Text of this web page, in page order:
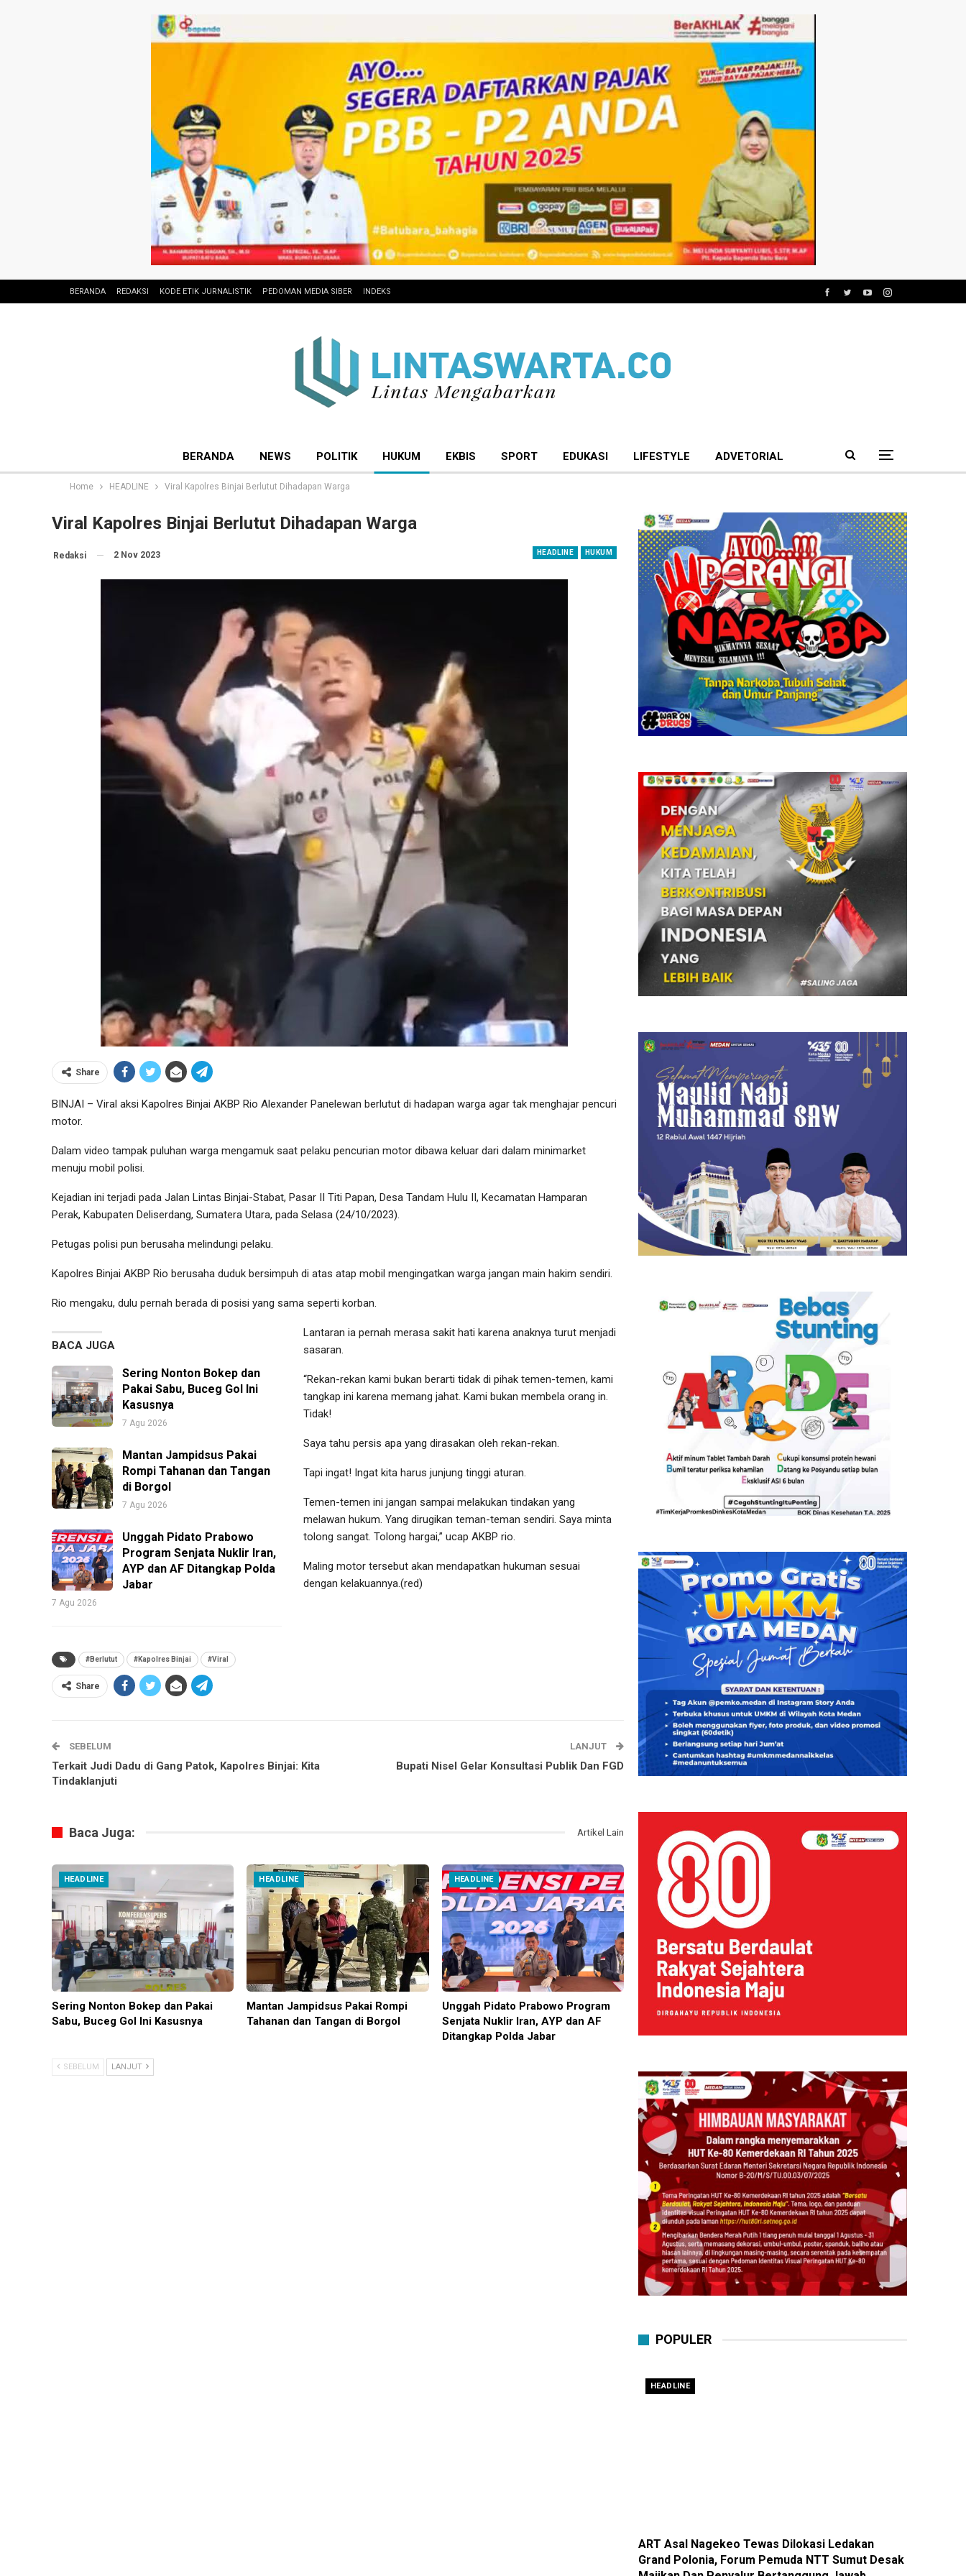
BERANDA REDAKSI KODE ETIK JURNALISTIK PEDOMAN MEDIA SIBER INDEKS
BERANDA NEWS POLITIK HUKUM EKBIS SPORT EDUKASI LIFESTYLE ADVETORIAL
Home HEADLINE Viral Kapolres Binjai Berlutut Dihadapan Warga
Viral Kapolres Binjai Berlutut Dihadapan Warga
HEADLINE HUKUM
Redaksi 2 Nov 2023
Share
BINJAI – Viral aksi Kapolres Binjai AKBP Rio Alexander Panelewan berlutut di hadapan warga agar tak menghajar pencuri
motor.
Dalam video tampak puluhan warga mengamuk saat pelaku pencurian motor dibawa keluar dari dalam minimarket
menuju mobil polisi.
Kejadian ini terjadi pada Jalan Lintas Binjai-Stabat, Pasar II Titi Papan, Desa Tandam Hulu II, Kecamatan Hamparan
Perak, Kabupaten Deliserdang, Sumatera Utara, pada Selasa (24/10/2023).
Petugas polisi pun berusaha melindungi pelaku.
Kapolres Binjai AKBP Rio berusaha duduk bersimpuh di atas atap mobil mengingatkan warga jangan main hakim sendiri.
Rio mengaku, dulu pernah berada di posisi yang sama seperti korban.
BACA JUGA
Sering Nonton Bokep dan
Pakai Sabu, Buceg Gol Ini
Kasusnya
7 Agu 2026
Mantan Jampidsus Pakai
Rompi Tahanan dan Tangan
di Borgol
7 Agu 2026
Unggah Pidato Prabowo
Program Senjata Nuklir Iran,
AYP dan AF Ditangkap Polda
Jabar
7 Agu 2026
Lantaran ia pernah merasa sakit hati karena anaknya turut menjadi
sasaran.
“Rekan-rekan kami bukan berarti tidak di pihak temen-temen, kami
tangkap ini karena memang jahat. Kami bukan membela orang in.
Tidak!
Saya tahu persis apa yang dirasakan oleh rekan-rekan.
Tapi ingat! Ingat kita harus junjung tinggi aturan.
Temen-temen ini jangan sampai melakukan tindakan yang
melawan hukum. Yang dirugikan teman-teman sendiri. Saya minta
tolong sangat. Tolong hargai,” ucap AKBP rio.
Maling motor tersebut akan mendapatkan hukuman sesuai
dengan kelakuannya.(red)
#Berlutut #Kapolres Binjai #Viral
Share
SEBELUM
Terkait Judi Dadu di Gang Patok, Kapolres Binjai: Kita
Tindaklanjuti
LANJUT
Bupati Nisel Gelar Konsultasi Publik Dan FGD
Baca Juga: Artikel Lain
HEADLINE
Sering Nonton Bokep dan Pakai
Sabu, Buceg Gol Ini Kasusnya
HEADLINE
Mantan Jampidsus Pakai Rompi
Tahanan dan Tangan di Borgol
HEADLINE
Unggah Pidato Prabowo Program
Senjata Nuklir Iran, AYP dan AF
Ditangkap Polda Jabar
SEBELUM LANJUT
POPULER
HEADLINE
ART Asal Nagekeo Tewas Dilokasi Ledakan
Grand Polonia, Forum Pemuda NTT Sumut Desak